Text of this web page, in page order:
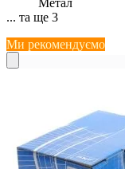
... та ще 3
Ми рекомендуємо